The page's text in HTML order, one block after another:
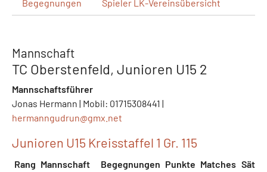
Begegnungen Spieler LK-Vereinsübersicht
Mannschaft
TC Oberstenfeld, Junioren U15 2
Mannschaftsführer
Jonas Hermann | Mobil: 01715308441 |
hermanngudrun@gmx.net
Junioren U15 Kreisstaffel 1 Gr. 115
Rang Mannschaft Begegnungen Punkte Matches Sätze